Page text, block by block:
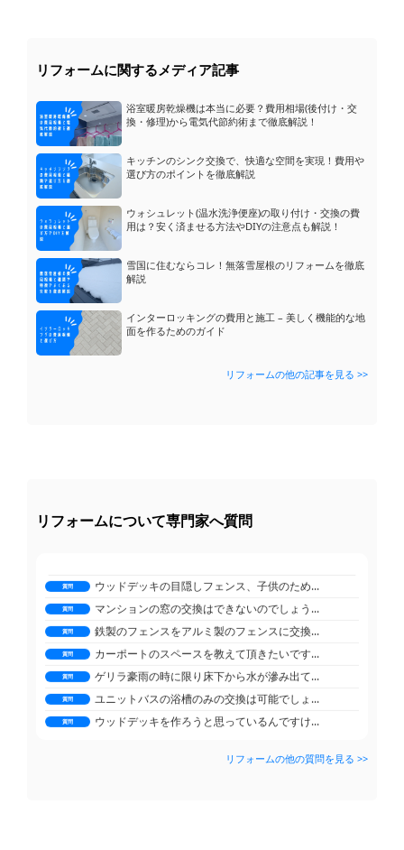
リフォームに関するメディア記事
浴室暖房乾燥機は本当に必要？費用相場(後付け・交
換・修理)から電気代節約術まで徹底解説！
キッチンのシンク交換で、快適な空間を実現！費用や
選び方のポイントを徹底解説
ウォシュレット(温水洗浄便座)の取り付け・交換の費
用は？安く済ませる方法やDIYの注意点も解説！
雪国に住むならコレ！無落雪屋根のリフォームを徹底
解説
インターロッキングの費用と施工 – 美しく機能的な地
面を作るためのガイド
リフォームの他の記事を見る >>
リフォームについて専門家へ質問
小さなパントリーの換気扇について
質問 外壁塗装のチョーキングは必ずしも塗替えな...
ウッドデッキの目隠しフェンス、子供のため...
マンションの窓の交換はできないのでしょう...
質問 外壁塗装の助成金ってあるのでしょうか？
質問 ウッドデッキの目隠しフェンス、子供のため...
質問 マンションの窓の交換はできないのでしょう...
質問 鉄製のフェンスをアルミ製のフェンスに交換...
質問 カーポートのスペースを教えて頂きたいです...
質問 ゲリラ豪雨の時に限り床下から水が滲み出て...
質問 ユニットバスの浴槽のみの交換は可能でしょ...
質問 ウッドデッキを作ろうと思っているんですけ...
小さなパントリーの換気扇についてリフォームの他の質問を見る >>